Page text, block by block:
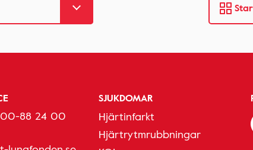
88 24 00
SJUKDOMAR
Hjärtinfarkt
Hjärtrytmrubbningar